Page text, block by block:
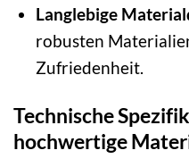
Langlebige
robusten
Zufriedenheit.
Technische
hochwertige